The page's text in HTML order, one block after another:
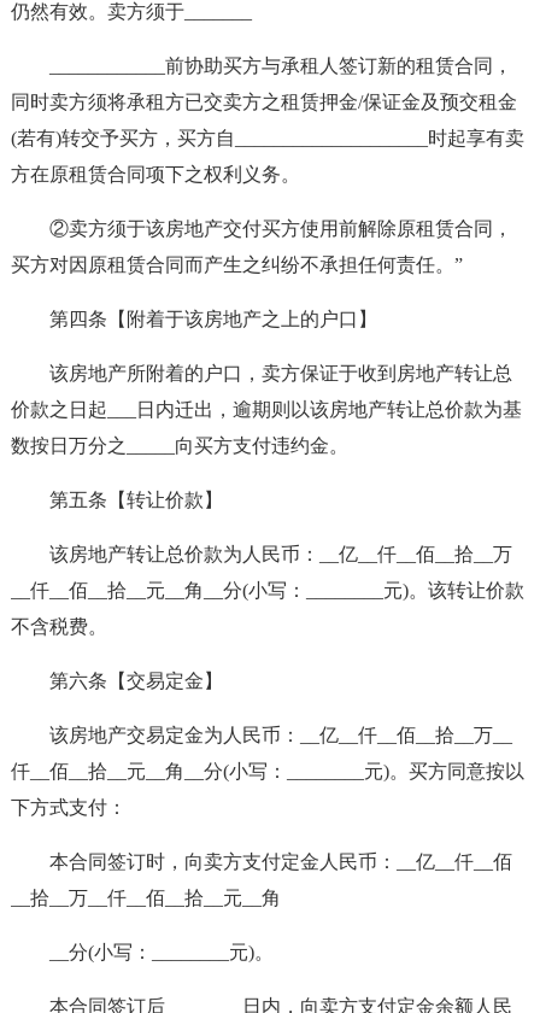
仍然有效。卖方须于_______
____________前协助买方与承租人签订新的租赁合同，
同时卖方须将承租方已交卖方之租赁押金/保证金及预交租金
(若有)转交予买方，买方自____________________时起享有卖
方在原租赁合同项下之权利义务。
②卖方须于该房地产交付买方使用前解除原租赁合同，
买方对因原租赁合同而产生之纠纷不承担任何责任。”
第四条【附着于该房地产之上的户口】
该房地产所附着的户口，卖方保证于收到房地产转让总
价款之日起___日内迁出，逾期则以该房地产转让总价款为基
数按日万分之_____向买方支付违约金。
第五条【转让价款】
该房地产转让总价款为人民币：__亿__仟__佰__拾__万
__仟__佰__拾__元__角__分(小写：________元)。该转让价款
不含税费。
第六条【交易定金】
该房地产交易定金为人民币：__亿__仟__佰__拾__万__
仟__佰__拾__元__角__分(小写：________元)。买方同意按以
下方式支付：
本合同签订时，向卖方支付定金人民币：__亿__仟__佰
__拾__万__仟__佰__拾__元__角
__分(小写：________元)。
本合同签订后________日内，向卖方支付定金余额人民